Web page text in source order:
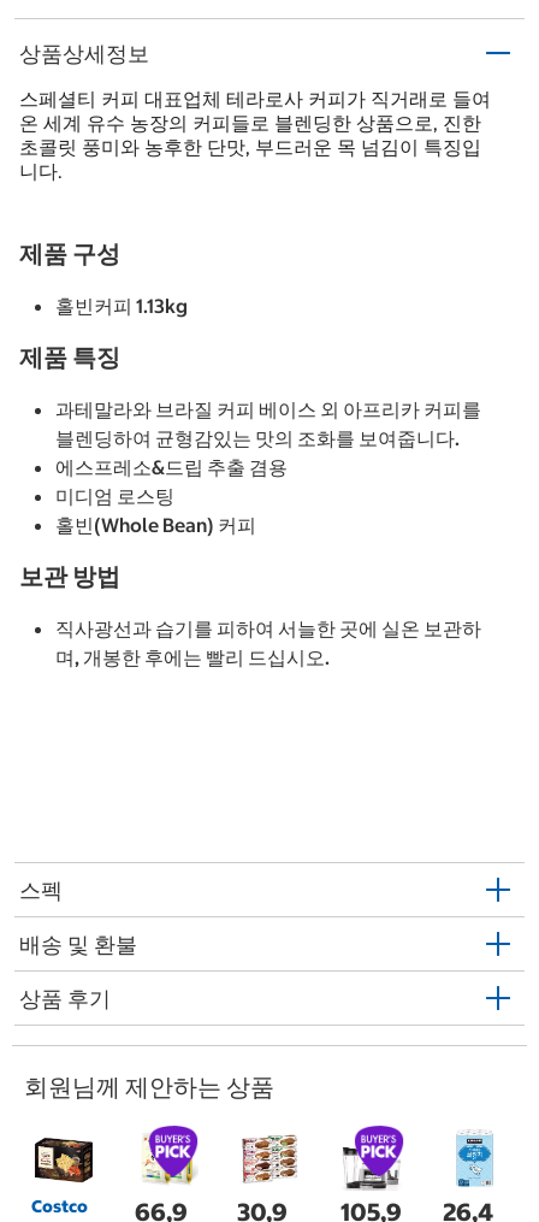
상품상세정보
스페셜티 커피 대표업체 테라로사 커피가 직거래로 들여
온 세계 유수 농장의 커피들로 블렌딩한 상품으로, 진한
초콜릿 풍미와 농후한 단맛, 부드러운 목 넘김이 특징입
니다.
제품 구성
홀빈커피 1.13kg
제품 특징
과테말라와 브라질 커피 베이스 외 아프리카 커피를
블렌딩하여 균형감있는 맛의 조화를 보여줍니다.
에스프레소&드립 추출 겸용
미디엄 로스팅
홀빈(Whole Bean) 커피
보관 방법
직사광선과 습기를 피하여 서늘한 곳에 실온 보관하
며, 개봉한 후에는 빨리 드십시오.
스펙
배송 및 환불
상품 후기
회원님께 제안하는 상품
Costco
66,9 30,9 105,9 26,4